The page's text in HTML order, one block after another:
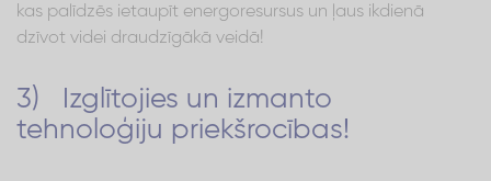
kas palīdzēs ietaupīt energoresursus un ļaus ikdienā
dzīvot videi draudzīgākā veidā!
3) Izglītojies un izmanto
tehnoloģiju priekšrocības!